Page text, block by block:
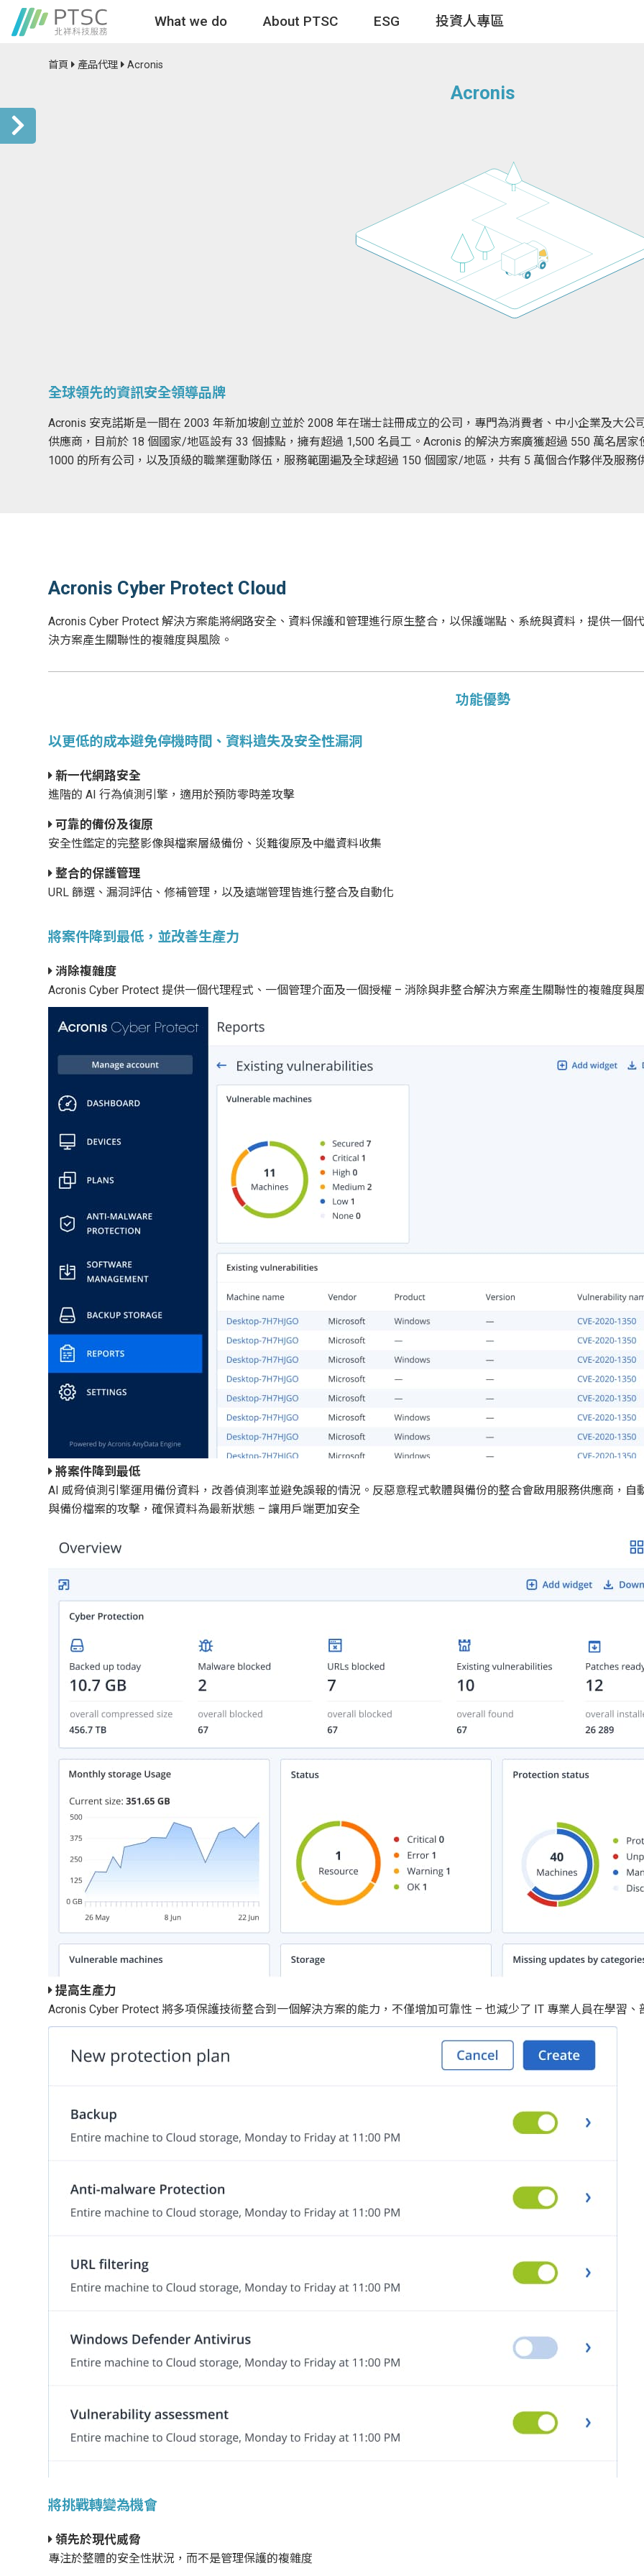
What we do About PTSC ESG 投資人專區
首頁 產品代理 Acronis
Acronis
全球領先的資訊安全領導品牌
Acronis 安克諾斯是一間在 2003 年新加坡創立並於 2008 年在瑞士註冊成立的公司，專門為消費者、中小企業及大
供應商，目前於 18 個國家/地區設有 33 個據點，擁有超過 1,500 名員工。Acronis 的解決方案廣獲超過 550 萬名居
1000 的所有公司，以及頂級的職業運動隊伍，服務範圍遍及全球超過 150 個國家/地區，共有 5 萬個合作夥伴及服
Acronis Cyber Protect Cloud
Acronis Cyber Protect 解決方案能將網路安全、資料保護和管理進行原生整合，以保護端點、系統與資料，提供一個
決方案產生關聯性的複雜度與風險。
功能優勢
以更低的成本避免停機時間、資料遺失及安全性漏洞
新一代網路安全
進階的 AI 行為偵測引擎，適用於預防零時差攻擊
可靠的備份及復原
安全性鑑定的完整影像與檔案層級備份、災難復原及中繼資料收集
整合的保護管理
URL 篩選、漏洞評估、修補管理，以及遠端管理皆進行整合及自動化
將案件降到最低，並改善生產力
消除複雜度
Acronis Cyber Protect 提供一個代理程式、一個管理介面及一個授權 – 消除與非整合解決方案產生關聯性的複雜度與
將案件降到最低
AI 威脅偵測引擎運用備份資料，改善偵測率並避免誤報的情況。反惡意程式軟體與備份的整合會啟用服務供應商，
與備份檔案的攻擊，確保資料為最新狀態 – 讓用戶端更加安全
提高生產力
Acronis Cyber Protect 將多項保護技術整合到一個解決方案的能力，不僅增加可靠性 – 也減少了 IT 專業人員在學習
將挑戰轉變為機會
領先於現代威脅
專注於整體的安全性狀況，而不是管理保護的複雜度